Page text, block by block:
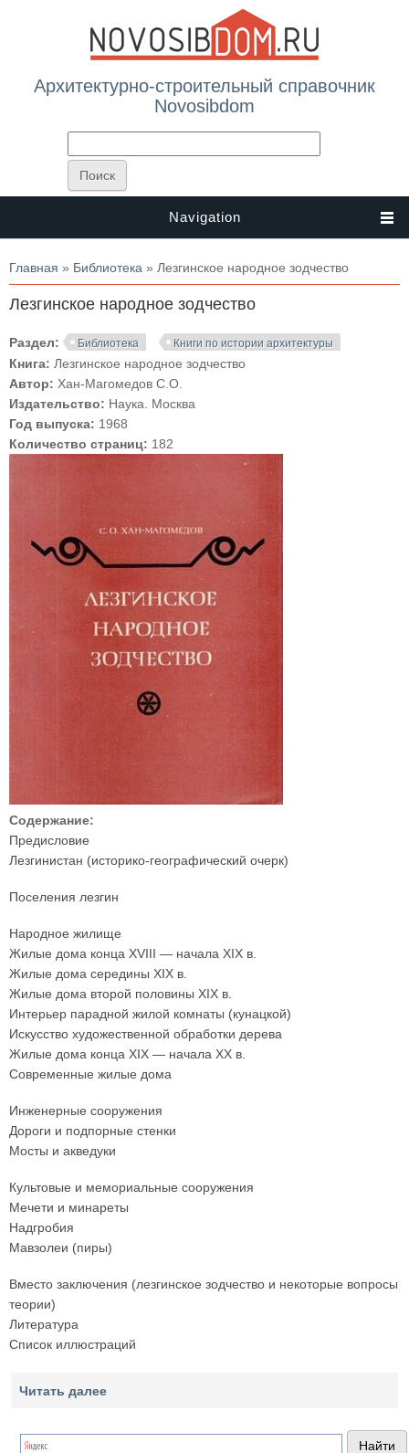
Архитектурно-строительный справочник
Novosibdom
Navigation
Вы здесь
Главная » Библиотека » Лезгинское народное зодчество
Лезгинское народное зодчество
Раздел: Библиотека Книги по истории архитектуры
Книга: Лезгинское народное зодчество
Автор: Хан-Магомедов С.О.
Издательство: Наука. Москва
Год выпуска: 1968
Количество страниц: 182
Содержание:
Предисловие
Лезгинистан (историко-географический очерк)
Поселения лезгин
Народное жилище
Жилые дома конца XVIII — начала XIX в.
Жилые дома середины XIX в.
Жилые дома второй половины XIX в.
Интерьер парадной жилой комнаты (кунацкой)
Искусство художественной обработки дерева
Жилые дома конца XIX — начала XX в.
Современные жилые дома
Инженерные сооружения
Дороги и подпорные стенки
Мосты и акведуки
Культовые и мемориальные сооружения
Мечети и минареты
Надгробия
Мавзолеи (пиры)
Вместо заключения (лезгинское зодчество и некоторые вопросы
теории)
Литература
Список иллюстраций
Читать далее